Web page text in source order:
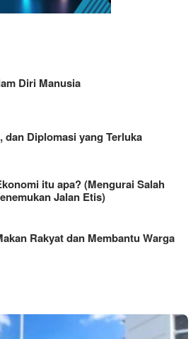
Diri Manusia
dan Diplomasi yang Terluka
itu apa? (Mengurai Salah
Jalan Etis)
Rakyat dan Membantu Warga